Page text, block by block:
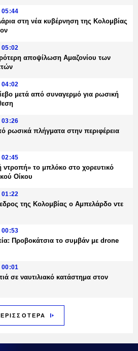
05:44
στη νέα κυβέρνηση της Κολομβίας
05:02
αποψίλωση Αμαζονίου των
04:02
μετά από συναγερμό για ρωσική
03:26
ρωσικά πλήγματα στην περιφέρεια
02:45
ντροπή» το μπλόκο στο χορευτικό
Οίκου
01:22
της Κολομβίας ο Αμπελάρδο ντε
00:53
Προβοκάτσια το συμβάν με drone
00:01
σε ναυτιλιακό κατάστημα στον